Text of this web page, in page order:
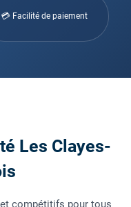
💳 Facilité de paiement
Les Clayes-
et compétitifs pour tous